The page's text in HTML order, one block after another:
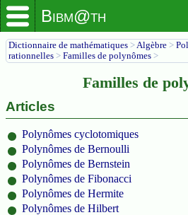
Bibm@th
Dictionnaire de mathématiques >Algèbre >
rationnelles > Familles de polynômes >
Familles de
Articles
Polynômes cyclotomiques
Polynômes de Bernoulli
Polynômes de Bernstein
Polynômes de Fibonacci
Polynômes de Hermite
Polynômes de Hilbert